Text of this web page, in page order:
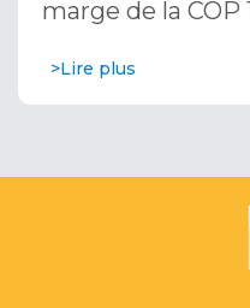
Multirisques. 12
marge de la COP
>Lire plus